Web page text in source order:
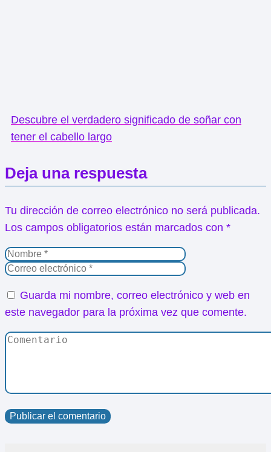
Descubre el verdadero significado de soñar con
tener el cabello largo
Deja una respuesta
Tu dirección de correo electrónico no será publicada.
Los campos obligatorios están marcados con *
Guarda mi nombre, correo electrónico y web en
este navegador para la próxima vez que comente.